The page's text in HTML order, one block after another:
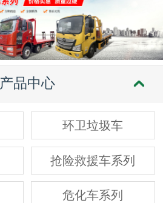
产品中心
环卫垃圾车
抢险救援车系列
危化车系列